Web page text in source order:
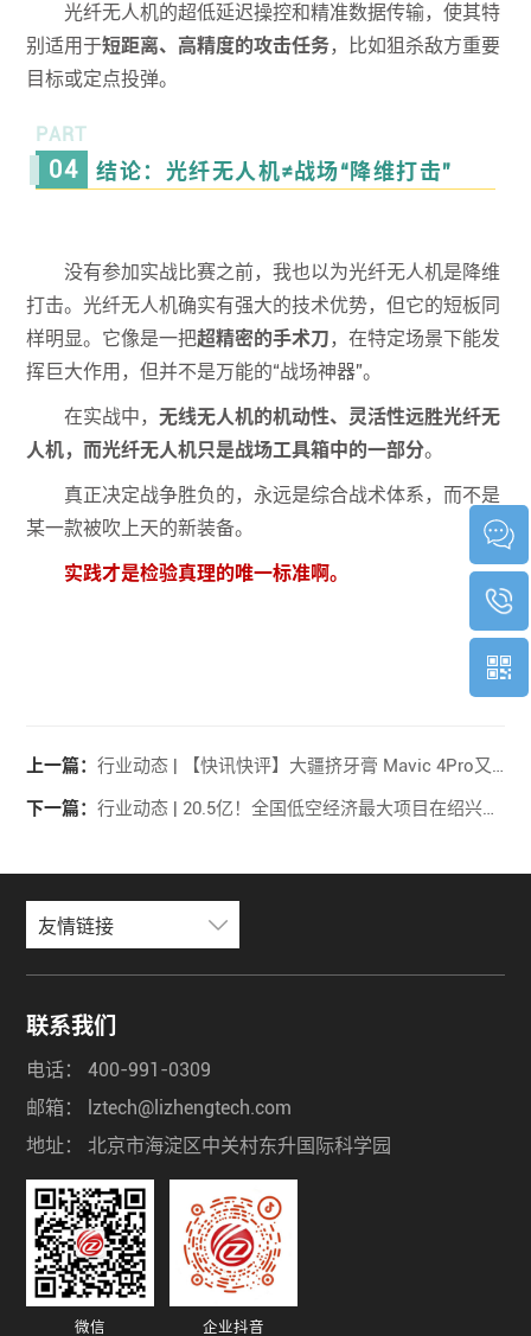
光纤无人机的超低延迟操控和精准数据传输，使其特
别适用于短距离、高精度的攻击任务，比如狙杀敌方重要
目标或定点投弹。
PART
04 结论：光纤无人机≠战场“降维打击”
没有参加实战比赛之前，我也以为光纤无人机是降维
打击。光纤无人机确实有强大的技术优势，但它的短板同
样明显。它像是一把超精密的手术刀 ，在特定场景下能发
挥巨大作用，但并不是万能的“战场神器”。
在实战中，无线无人机的机动性、灵活性远胜光纤无
人机，而光纤无人机只是战场工具箱中的一部分。
真正决定战争胜负的，永远是综合战术体系，而不是
某一款被吹上天的新装备。
实践才是检验真理的唯一标准啊。
上一篇：
行业动态 | 【快讯快评】大疆挤牙膏 Mavic 4Pro又被网友抠出新变化；公安通告 所有无人机售卖使用持有要登记；50架全倾转旋翼大单
下一篇：
行业动态 | 20.5亿！全国低空经济最大项目在绍兴开工
友情链接
联系我们
电话：
400-991-0309
邮箱：
lztech@lizhengtech.com
地址：
北京市海淀区中关村东升国际科学园
微信 企业抖音